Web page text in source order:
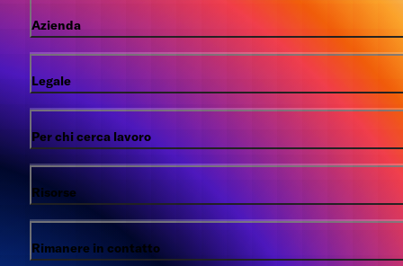
Azienda
Legale
Per chi cerca lavoro
Risorse
Rimanere in contatto